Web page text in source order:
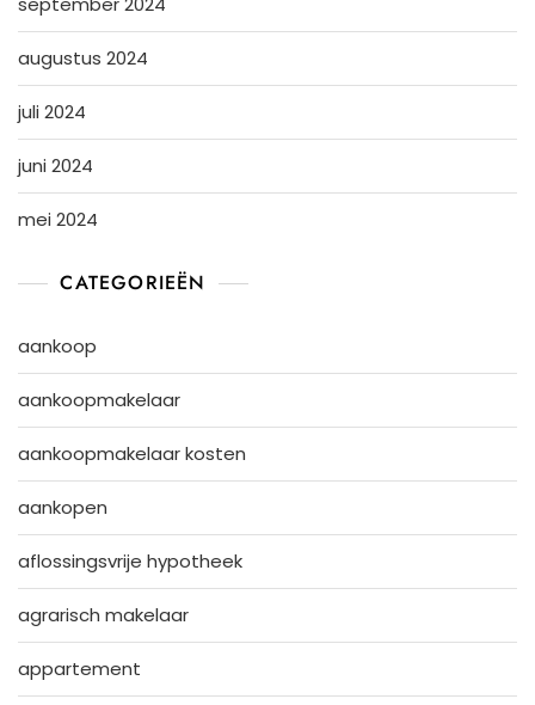
augustus 2024
juli 2024
juni 2024
mei 2024
CATEGORIEËN
aankoop
aankoopmakelaar
aankoopmakelaar kosten
aankopen
aflossingsvrije hypotheek
agrarisch makelaar
appartement